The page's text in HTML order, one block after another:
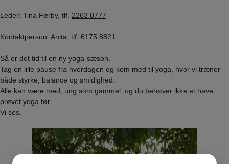
Leder: Tina Førby, tlf. 2263 0777
Kontaktperson: Anita, tlf. 6175 8821
Så er det tid til en ny yoga-sæson.
Tag en lille pause fra hverdagen og kom med til yoga, hvor vi træner
både styrke, balance og smidighed.
Alle kan være med; ung som gammel, og du behøver ikke at have
prøvet yoga før.
Vi ses.